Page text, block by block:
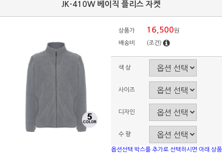
JK-410W 베이직 플리스 자켓
상품가 16,500원
배송비 (조건)
색 상
사이즈
디자인
수 량
옵션선택 박스를 추가로 선택하시면 아래 상품